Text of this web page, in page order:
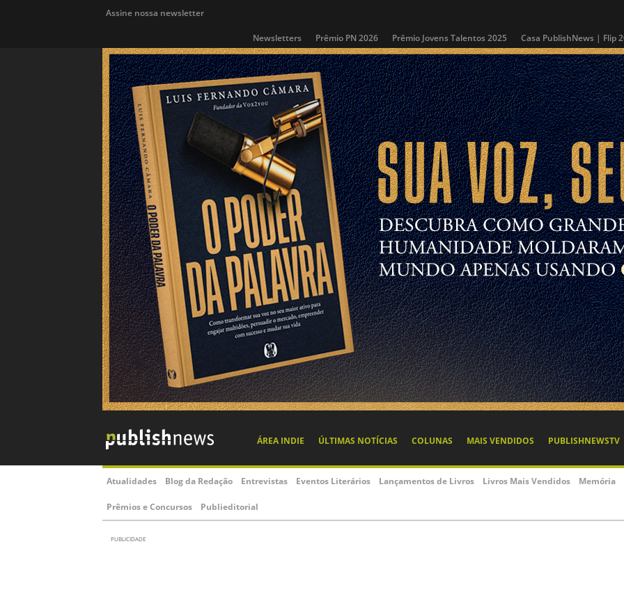
Assine nossa newsletter
Newsletters Prêmio PN 2026 Prêmio Jovens Talentos 2025 Casa PublishNews | Flip
ÁREA INDIE ÚLTIMAS NOTÍCIAS COLUNAS MAIS VENDIDOS PUBLISHNEWSTV
Atualidades Blog da Redação Entrevistas Eventos Literários Lançamentos de Livros Livros Mais Vendidos Memória
Prêmios e Concursos Publieditorial
PUBLICIDADE